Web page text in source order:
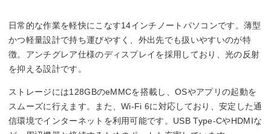
4GB
インターフェース
USB Type-C 3.2 x 1、USB Type-A 3.2 x 1、USB Type-A 2.0
Office詳細
日常的な作業を軽快にこなす14インチノートパソコンです。薄型
かつ軽量設計で持ち運びやすく、外出先でも扱いやすいのが特
徴。アンチグレア仕様のディスプレイを採用しており、光の反射
を抑える設計です。
ストレージには128GBのeMMCを搭載し、OSやアプリの起動を
スムーズに行えます。また、Wi-Fi 6に対応しており、安定した通
信環境でインターネットを利用可能です。USB Type-CやHDMIな